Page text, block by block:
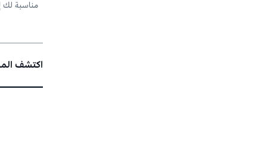
مناسبة لك
اكتشف